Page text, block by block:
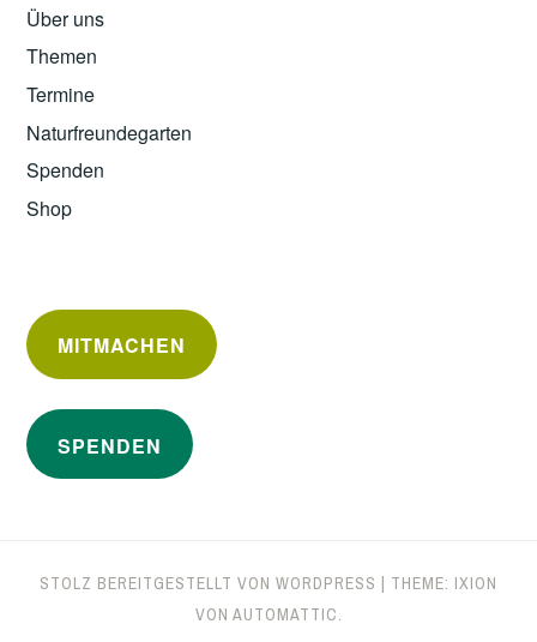
Über uns
Themen
Termine
Naturfreundegarten
Spenden
Shop
MITMACHEN
SPENDEN
STOLZ BEREITGESTELLT VON WORDPRESS
THEME: IXION
VON AUTOMATTIC.